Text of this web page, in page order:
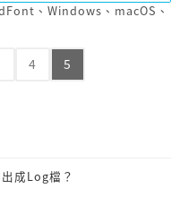
、 Windows 、 macOS 、
4 5
成Log檔？